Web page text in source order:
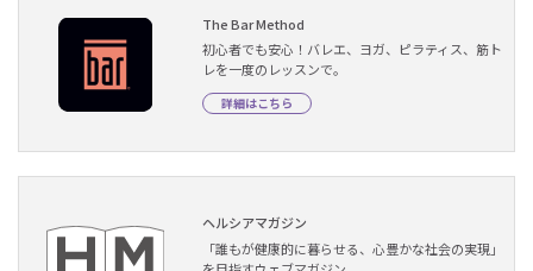
The Bar Method
初心者でも安心！バレエ、ヨガ、ピラティス、筋ト
レを一度のレッスンで。
詳細はこちら
ヘルシアマガジン
「誰もが健康的に暮らせる、心豊かな社会の実現」